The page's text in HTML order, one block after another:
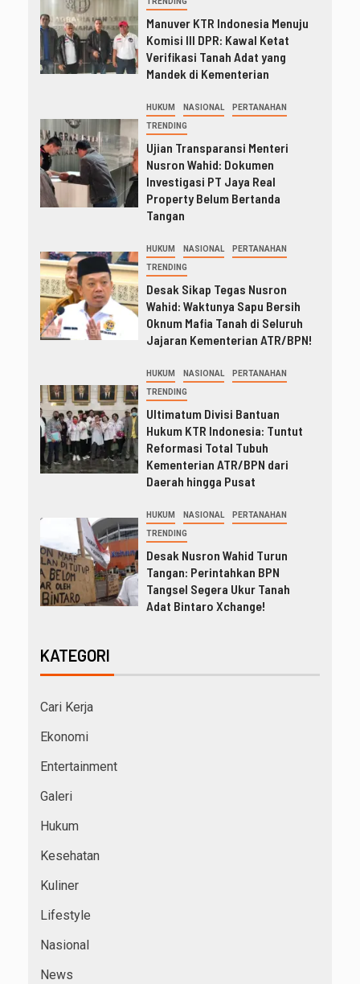
Manuver KTR Indonesia Menuju
Komisi III DPR: Kawal Ketat
Verifikasi Tanah Adat yang
Mandek di Kementerian
HUKUM NASIONAL PERTANAHAN
TRENDING
Ujian Transparansi Menteri
Nusron Wahid: Dokumen
Investigasi PT Jaya Real
Property Belum Bertanda
Tangan
HUKUM NASIONAL PERTANAHAN
TRENDING
Desak Sikap Tegas Nusron
Wahid: Waktunya Sapu Bersih
Oknum Mafia Tanah di Seluruh
Jajaran Kementerian ATR/BPN!
HUKUM NASIONAL PERTANAHAN
TRENDING
Ultimatum Divisi Bantuan
Hukum KTR Indonesia: Tuntut
Reformasi Total Tubuh
Kementerian ATR/BPN dari
Daerah hingga Pusat
HUKUM NASIONAL PERTANAHAN
TRENDING
Desak Nusron Wahid Turun
Tangan: Perintahkan BPN
Tangsel Segera Ukur Tanah
Adat Bintaro Xchange!
KATEGORI
Cari Kerja
Ekonomi
Entertainment
Galeri
Hukum
Kesehatan
Kuliner
Lifestyle
Nasional
News